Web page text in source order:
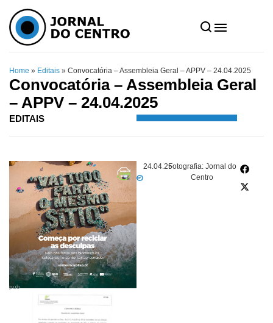
Home » Editais » Convocatória – Assembleia Geral – APPV – 24.04.2025
Convocatória – Assembleia Geral
– APPV – 24.04.2025
EDITAIS
24.04.25Fotografia: Jornal do
Centro
pub